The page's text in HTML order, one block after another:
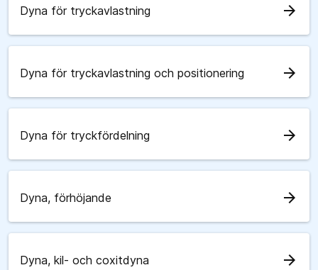
Dyna för tryckavlastning arrow_forward
Dyna för tryckavlastning och positionering arrow_forward
Dyna för tryckfördelning arrow_forward
Dyna, förhöjande arrow_forward
Dyna, kil- och coxitdyna arrow_forward